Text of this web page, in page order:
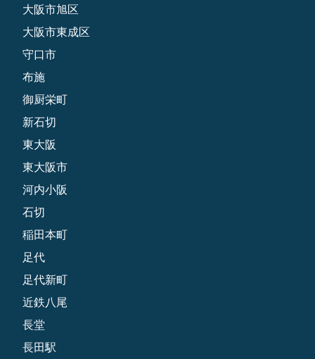
大阪市旭区
大阪市東成区
守口市
布施
御厨栄町
新石切
東大阪
東大阪市
河内小阪
石切
稲田本町
足代
足代新町
近鉄八尾
長堂
長田駅